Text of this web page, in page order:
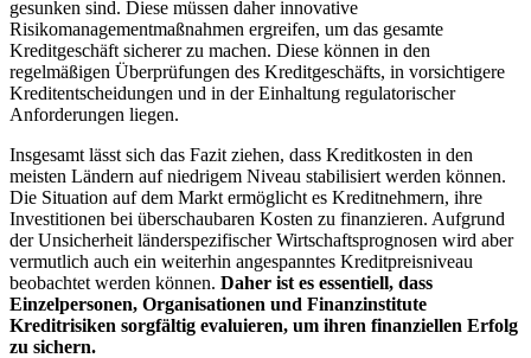
gesunken ‌sind. Diese müssen daher innovative
Risikomanagementmaßnahmen ergreifen,⁢ um das gesamte
Kreditgeschäft sicherer zu machen.⁤ Diese können​ in‌ den
regelmäßigen Überprüfungen des Kreditgeschäfts,‌ in vorsichtigere
Kreditentscheidungen und in der Einhaltung ‌regulatorischer‌
Anforderungen ​liegen.
Insgesamt lässt sich das Fazit ziehen, dass⁤ Kreditkosten in den
meisten ⁤Ländern ⁣auf ⁤niedrigem Niveau ‌stabilisiert werden⁤ können.
Die Situation auf dem Markt ermöglicht ‍es Kreditnehmern, ihre
Investitionen bei überschaubaren Kosten ⁤zu finanzieren. Aufgrund
der Unsicherheit länderspezifischer Wirtschaftsprognosen wird aber
vermutlich auch ⁤ein weiterhin angespanntes Kreditpreisniveau
beobachtet werden können. Daher ist es ‍essentiell,‍ dass
Einzelpersonen, Organisationen und ⁢Finanzinstitute
Kreditrisiken sorgfältig evaluieren,⁢ um ihren‌ finanziellen Erfolg
zu‍ sichern.